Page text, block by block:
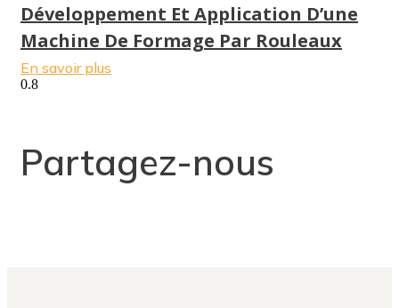
Développement Et Application D’une
Machine De Formage Par Rouleaux
En savoir plus
Partagez-nous